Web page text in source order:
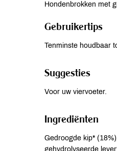
Hondenbrokken met
Gebruikertips
Tenminste houdbaar
Suggesties
Voor uw viervoeter.
Ingrediënten
Gedroogde kip*
gehydrolyseerde